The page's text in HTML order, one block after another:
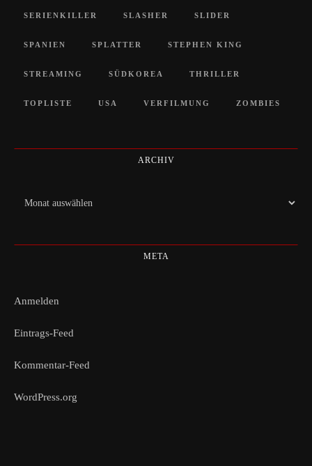
SERIENKILLER SLASHER SLIDER
SPANIEN SPLATTER STEPHEN KING
STREAMING SÜDKOREA THRILLER
TOPLISTE USA VERFILMUNG ZOMBIES
ARCHIV
Archiv
META
Anmelden
Eintrags-Feed
Kommentar-Feed
WordPress.org